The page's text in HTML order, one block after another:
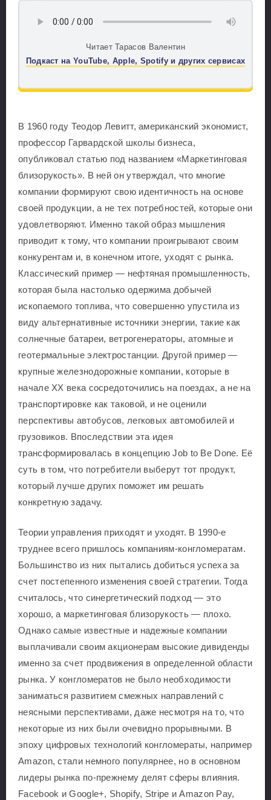
Читает Тарасов Валентин
Подкаст на YouTube, Apple, Spotify и других сервисах
В 1960 году Теодор Левитт, американский экономист,
профессор Гарвардской школы бизнеса,
опубликовал статью под названием «Маркетинговая
близорукость». В ней он утверждал, что многие
компании формируют свою идентичность на основе
своей продукции, а не тех потребностей, которые они
удовлетворяют. Именно такой образ мышления
приводит к тому, что компании проигрывают своим
конкурентам и, в конечном итоге, уходят с рынка.
Классический пример — нефтяная промышленность,
которая была настолько одержима добычей
ископаемого топлива, что совершенно упустила из
виду альтернативные источники энергии, такие как
солнечные батареи, ветрогенераторы, атомные и
геотермальные электростанции. Другой пример —
крупные железнодорожные компании, которые в
начале XX века сосредоточились на поездах, а не на
транспортировке как таковой, и не оценили
перспективы автобусов, легковых автомобилей и
грузовиков. Впоследствии эта идея
трансформировалась в концепцию Job to Be Done. Её
суть в том, что потребители выберут тот продукт,
который лучше других поможет им решать
конкретную задачу.
Теории управления приходят и уходят. В 1990-е
труднее всего пришлось компаниям-конгломератам.
Большинство из них пытались добиться успеха за
счет постепенного изменения своей стратегии. Тогда
считалось, что синергетический подход — это
хорошо, а маркетинговая близорукость — плохо.
Однако самые известные и надежные компании
выплачивали своим акционерам высокие дивиденды
именно за счет продвижения в определенной области
рынка. У конгломератов не было необходимости
заниматься развитием смежных направлений с
неясными перспективами, даже несмотря на то, что
некоторые из них были очевидно прорывными. В
эпоху цифровых технологий конгломераты, например
Amazon, стали немного популярнее, но в основном
лидеры рынка по-прежнему делят сферы влияния.
Facebook и Google+, Shopify, Stripe и Amazon Pay,